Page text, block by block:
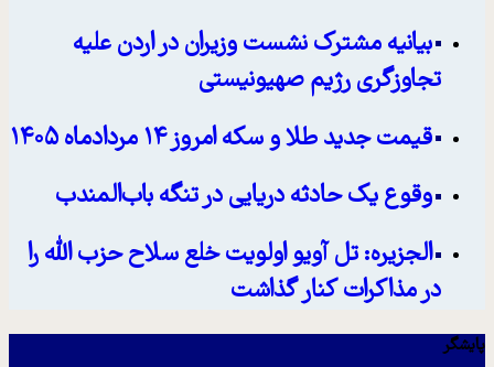
بیانیه مشترک نشست وزیران در اردن علیه
تجاوزگری رژیم صهیونیستی
قیمت جدید طلا و سکه امروز ۱۴ مردادماه ۱۴۰۵
وقوع یک حادثه دریایی در تنگه باب‌المندب
الجزیره: تل آویو اولویت خلع سلاح حزب الله را
در مذاکرات کنار گذاشت
پایشگر